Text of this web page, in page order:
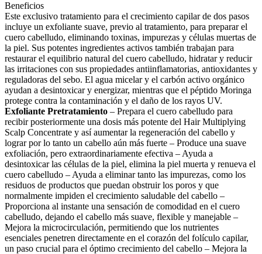
Beneficios
Este exclusivo tratamiento para el crecimiento capilar de dos pasos
incluye un exfoliante suave, previo al tratamiento, para preparar el
cuero cabelludo, eliminando toxinas, impurezas y células muertas de
la piel. Sus potentes ingredientes activos también trabajan para
restaurar el equilibrio natural del cuero cabelludo, hidratar y reducir
las irritaciones con sus propiedades antiinflamatorias, antioxidantes y
reguladoras del sebo. El agua micelar y el carbón activo orgánico
ayudan a desintoxicar y energizar, mientras que el péptido Moringa
protege contra la contaminación y el daño de los rayos UV.
Exfoliante Pretratamiento – Prepara el cuero cabelludo para
recibir posteriormente una dosis más potente del Hair Multiplying
Scalp Concentrate y así aumentar la regeneración del cabello y
lograr por lo tanto un cabello aún más fuerte – Produce una suave
exfoliación, pero extraordinariamente efectiva – Ayuda a
desintoxicar las células de la piel, elimina la piel muerta y renueva el
cuero cabelludo – Ayuda a eliminar tanto las impurezas, como los
residuos de productos que puedan obstruir los poros y que
normalmente impiden el crecimiento saludable del cabello –
Proporciona al instante una sensación de comodidad en el cuero
cabelludo, dejando el cabello más suave, flexible y manejable –
Mejora la microcirculación, permitiendo que los nutrientes
esenciales penetren directamente en el corazón del folículo capilar,
un paso crucial para el óptimo crecimiento del cabello – Mejora la